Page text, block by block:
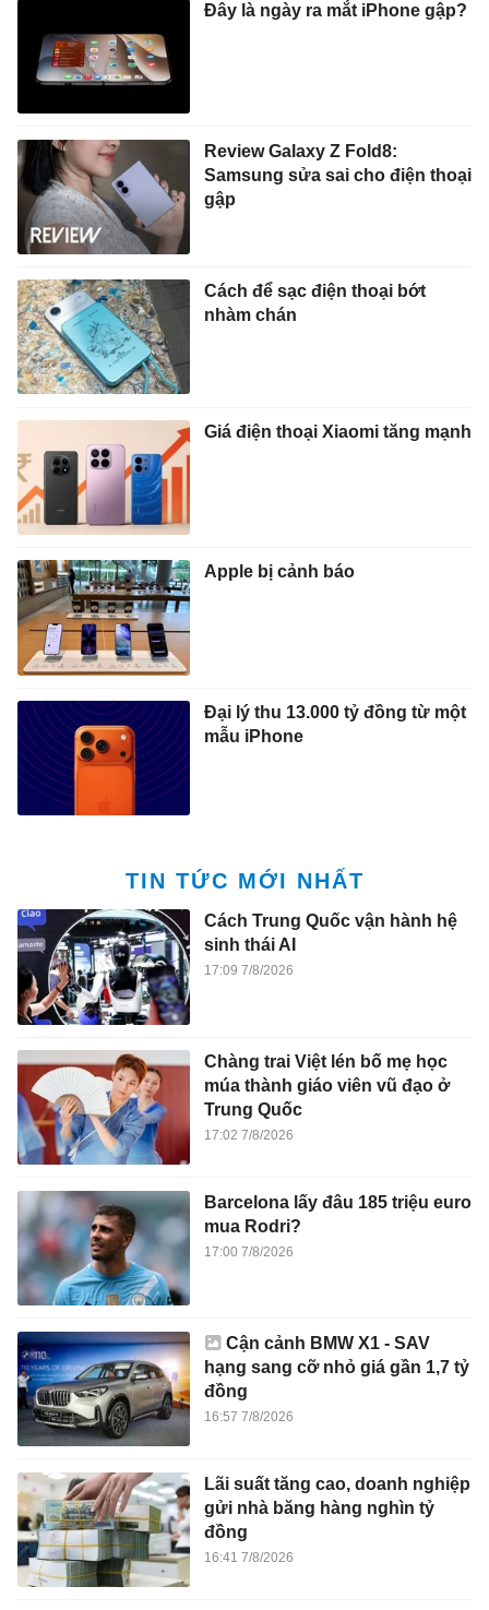
Đây là ngày ra mắt iPhone gập?
Review Galaxy Z Fold8:
Samsung sửa sai cho điện thoại
gập
Cách để sạc điện thoại bớt
nhàm chán
Giá điện thoại Xiaomi tăng mạnh
Apple bị cảnh báo
Đại lý thu 13.000 tỷ đồng từ một
mẫu iPhone
TIN TỨC MỚI NHẤT
Cách Trung Quốc vận hành hệ
sinh thái AI
17:09 7/8/2026
Chàng trai Việt lén bố mẹ học
múa thành giáo viên vũ đạo ở
Trung Quốc
17:02 7/8/2026
Barcelona lấy đâu 185 triệu euro
mua Rodri?
17:00 7/8/2026
Cận cảnh BMW X1 - SAV
hạng sang cỡ nhỏ giá gần 1,7 tỷ
đồng
16:57 7/8/2026
Lãi suất tăng cao, doanh nghiệp
gửi nhà băng hàng nghìn tỷ
đồng
16:41 7/8/2026